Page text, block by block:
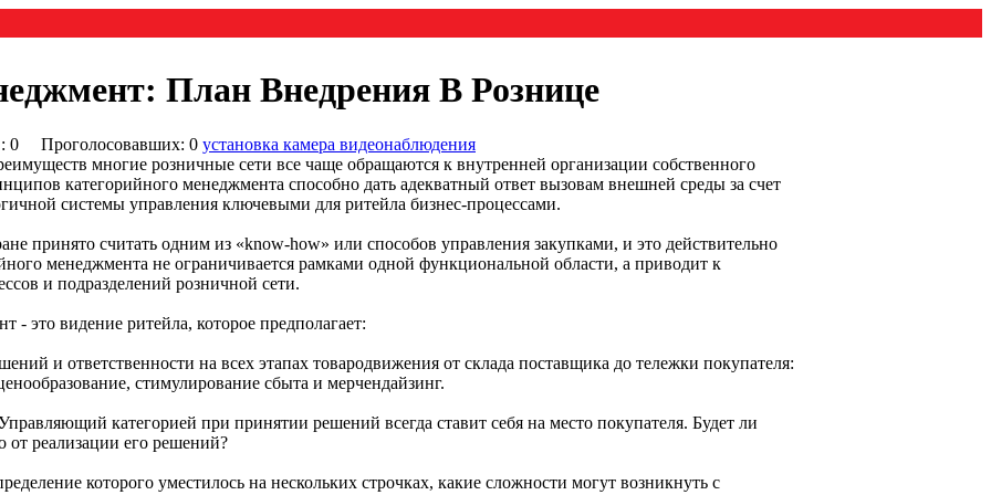
План Внедрения В Рознице
: 0 Проголосовавших: 0 установка камера видеонаблюдения
многие розничные сети все чаще обращаются к внутренней организации собственного
категорийного менеджмента способно дать адекватный ответ вызовам внешней среды за счет
системы управления ключевыми для ритейла бизнес-процессами.
принято считать одним из «know-how» или способов управления закупками, и это действительно
менеджмента не ограничивается рамками одной функциональной области, а приводит к
и подразделений розничной сети.
это видение ритейла, которое предполагает:
и ответственности на всех этапах товародвижения от склада поставщика до тележки покупателя:
стимулирование сбыта и мерчендайзинг.
категорией при принятии решений всегда ставит себя на место покупателя. Будет ли
от реализации его решений?
которого уместилось на нескольких строчках, какие сложности могут возникнуть с